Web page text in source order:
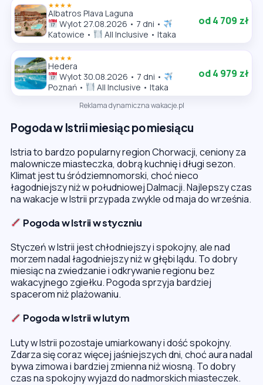
★★★★
Albatros Plava Laguna
Wylot 27.08.2026 • 7 dni •
Katowice •
All Inclusive • Itaka
od 4 709 zł
★★★★
Hedera
Wylot 30.08.2026 • 7 dni •
Poznań •
All Inclusive • Itaka
od 4 979 zł
Reklama dynamiczna wakacje.pl
Pogoda w Istrii miesiąc po miesiącu
Istria to bardzo popularny region Chorwacji, ceniony za
malownicze miasteczka, dobrą kuchnię i długi sezon.
Klimat jest tu śródziemnomorski, choć nieco
łagodniejszy niż w południowej Dalmacji. Najlepszy czas
na wakacje w Istrii przypada zwykle od maja do września.
Pogoda w Istrii w styczniu
Styczeń w Istrii jest chłodniejszy i spokojny, ale nad
morzem nadal łagodniejszy niż w głębi lądu. To dobry
miesiąc na zwiedzanie i odkrywanie regionu bez
wakacyjnego zgiełku. Pogoda sprzyja bardziej
spacerom niż plażowaniu.
Pogoda w Istrii w lutym
Luty w Istrii pozostaje umiarkowany i dość spokojny.
Zdarza się coraz więcej jaśniejszych dni, choć aura nadal
bywa zimowa i bardziej zmienna niż wiosną. To dobry
czas na spokojny wyjazd do nadmorskich miasteczek.